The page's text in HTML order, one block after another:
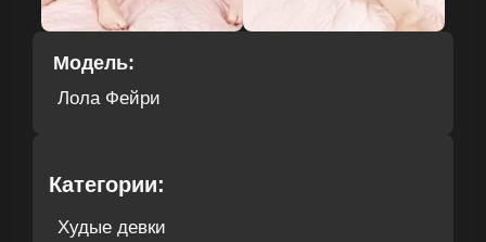
Модель:
Лола Фейри
Категории:
Худые девки